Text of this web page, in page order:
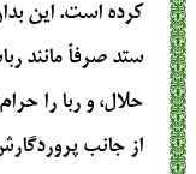
كرده است‏. اين
ستد صرفاً مانند
حلال‏، و ربا را
از جانب